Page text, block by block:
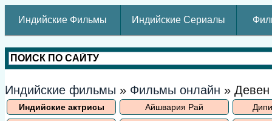
Индийские Фильмы Индийские Сериалы
Индийские фильмы » Фильмы онлайн »
Индийские актрисы Айшвария Рай